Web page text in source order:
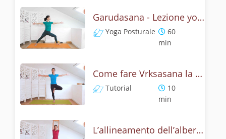
Garudasana - Lezione yoga con la storia dell'aquila
Yoga Posturale
60
min
Come fare Vrksasana la posizione dell’albero? Tutorial
Tutorial
10
min
L’allineamento dell’albero - Yoga con Vrksasana